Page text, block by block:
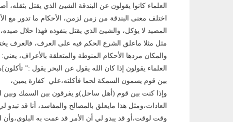
العلماء كانوا يقولون عن البندقة الشيئ الذي يقتل بثقله،
اختلف معنى البندقة من زمن لزمن، اﻷحكام ما تدور مع
المصيد لا يؤكل، والشيئ الذي يقتل بنفوذه فهذا حلال
مثل مثلا ماعلق الشرع الحكم فيه على العرف، فالعرف
والمكان مردها اﻷحكام المنوطة والمتعلقة باﻷعراف،
العلماء يقولون إذا كان الله يقول عن البحر يقول :”
بين قوم يسمون السمكة لحما فأكلته،علي كفارة يمين،
وإذا كنت بين قوم (أهل ساحل)و يفرقون بين السمك وبين
العادات،ومثل هذا مايعلق بالمصالح والمفاسد، أنا قد
وقت لوقت،أو قد يبدو لي أن اﻷمر قد عمت به